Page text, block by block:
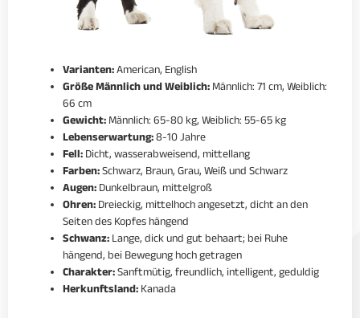
Varianten:American, English
Größe Männlich und Weiblich:Männlich: 71 cm, Weiblich:
66 cm
Gewicht:Männlich: 65-80 kg, Weiblich: 55-65 kg
Lebenserwartung:8-10 Jahre
Fell:Dicht, wasserabweisend, mittellang
Farben:Schwarz, Braun, Grau, Weiß und Schwarz
Augen:Dunkelbraun, mittelgroß
Ohren:Dreieckig, mittelhoch angesetzt, dicht an den
Seiten des Kopfes hängend
Schwanz:Lange, dick und gut behaart; bei Ruhe
hängend, bei Bewegung hoch getragen
Charakter:Sanftmütig, freundlich, intelligent, geduldig
Herkunftsland:Kanada